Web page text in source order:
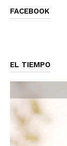
FACEBOOK
EL TIEMPO